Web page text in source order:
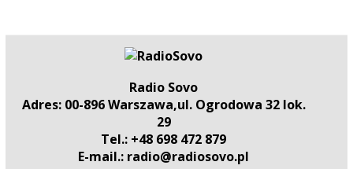
Radio Sovo
Adres: 00-896 Warszawa,ul. Ogrodowa 32 lok.
29
Tel.: +48 698 472 879
E-mail.: radio@radiosovo.pl